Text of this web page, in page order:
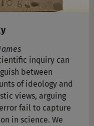
inquiry can
between
of ideology and
views, arguing
fail to capture
in science. We